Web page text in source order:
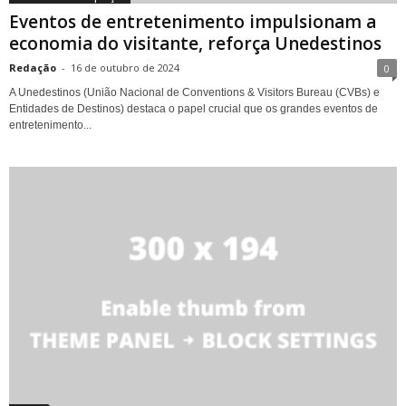
Eventos de entretenimento impulsionam a
economia do visitante, reforça Unedestinos
Redação - 16 de outubro de 2024 0
A Unedestinos (União Nacional de Conventions & Visitors Bureau (CVBs) e
Entidades de Destinos) destaca o papel crucial que os grandes eventos de
entretenimento...